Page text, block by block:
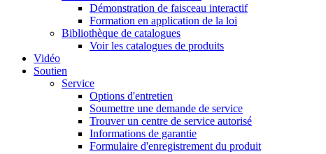
Démonstration de faisceau interactif
Formation en application de la loi
Bibliothèque de catalogues
Voir les catalogues de produits
Vidéo
Soutien
Service
Options d'entretien
Soumettre une demande de service
Trouver un centre de service autorisé
Informations de garantie
Formulaire d'enregistrement du produit